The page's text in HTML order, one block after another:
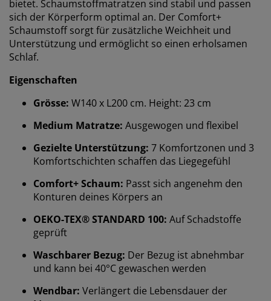
bietet. Schaumstoffmatratzen sind stabil und passen
sich der Körperform optimal an. Der Comfort+
Schaumstoff sorgt für zusätzliche Weichheit und
Unterstützung und ermöglicht so einen erholsamen
Schlaf.
Eigenschaften
Grösse: W140 x L200 cm. Height: 23 cm
Medium Matratze: Ausgewogen und flexibel
Gezielte Unterstützung: 7 Komfortzonen und 3
Komfortschichten schaffen das Liegegefühl
Comfort+ Schaum: Passt sich angenehm den
Konturen deines Körpers an
OEKO-TEX® STANDARD 100: Auf Schadstoffe
geprüft
Waschbarer Bezug: Der Bezug ist abnehmbar
und kann bei 40°C gewaschen werden
Wendbar: Verlängert die Lebensdauer der